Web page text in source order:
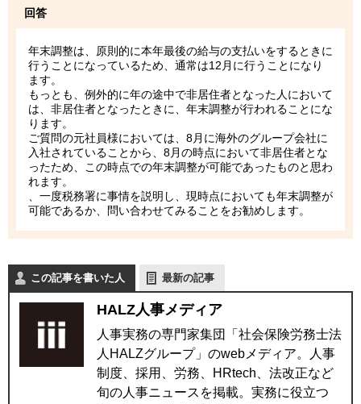
回答
年末調整は、原則的に本年最後の給与の支払いをするときに
行うことになっているため、通常は12月に行うことになり
ます。
もっとも、例外的に年の途中で非居住者となった人において
は、非居住者となったときに、年末調整が行われることにな
ります。
ご質問の元社員様においては、8月に海外のグループ会社に
入社されていることから、8月の時点において非居住者とな
ったため、この時点での年末調整が可能であったものと思わ
れます。
、一度税務署に事情を説明し、現時点においても年末調整が
可能であるか、問い合わせてみることをお勧めします。
この記事を書いた人 最新の記事
HALZ人事メディア
人事実務の専門家集団「社会保険労務士法
人HALZグループ」のwebメディア。人事
制度、採用、労務、HRtech、法改正など
旬の人事ニュースを掲載。実務に役立つ